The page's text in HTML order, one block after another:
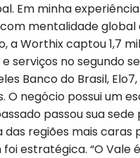
Em minha
mentalidade
Worthix captou 1,7
no segundo
Banco do Brasil,
negócio possui um
passou sua
das regiões mais caras
estratégica. “O Vale